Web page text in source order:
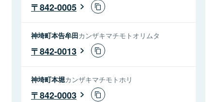
842-0005
神埼町本告牟田カンザキマチモトオリムタ
842-0013
神埼町本堀カンザキマチモトホリ
842-0003